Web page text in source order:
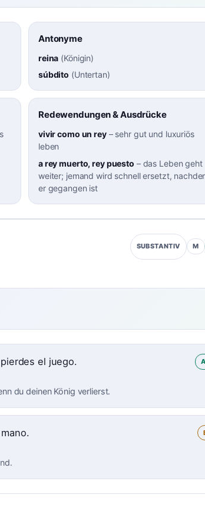
Antonyme
reina (Königin)
súbdito (Untertan)
Redewendungen & Ausdrücke
vivir como un rey– sehr gut und luxuriös
leben
a rey muerto, rey puesto – das Leben geht
weiter; jemand wird schnell ersetzt,
er gegangen ist
SUBSTANTIV M
el juego.
du deinen König verlierst.